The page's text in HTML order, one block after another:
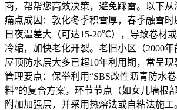
商，帮帮您高效决策，避免踩雷。以下从
痛点成因：敦化冬季积雪厚，春季融雪时
日夜温差大（可达15-20℃），导致卷材
冷缩，加快老化开裂。老旧小区（2000年
屋顶防水层大多已超10年利用期，常呈现
管理要点：保举利用“SBS改性沥青防水
料”的复合方案，环节节点（如女儿墙根
附加加强层，并采用热熔法或自粘法施